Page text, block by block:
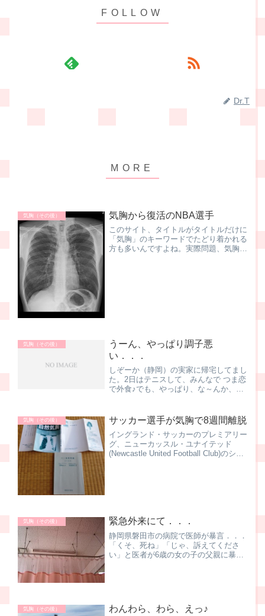
Dr.T
気胸（その後） 気胸から復活のNBA選手
このサイト、タイトルがタイトルだけに
「気胸」のキーワードでたどり着かれる
方も多いんですよね。実際問題、気胸に
気胸（その後）
うーん、やっぱり調子悪
い．．．
しぞーか（静岡）の実家に帰宅してまし
た。2日はテニスして、みんなで つま恋
で外食♪でも、やっぱり、な～んか、
似てるな、気胸になったときと。身体が
重いとか、食欲がないと...
気胸（その後） サッカー選手が気胸で8週間離脱
イングランド・サッカーのプレミアリー
グ、ニューカッスル・ユナイテッド
(Newcastle United Football Club)のシー
気胸（その後） 緊急外来にて．．．
静岡県磐田市の病院で医師が暴言．．．
「くそ、死ね」「じゃ、訴えてくださ
い」と医者が6歳の女の子の父親に暴言
気胸（その後） わんわら、わら、えっ♪